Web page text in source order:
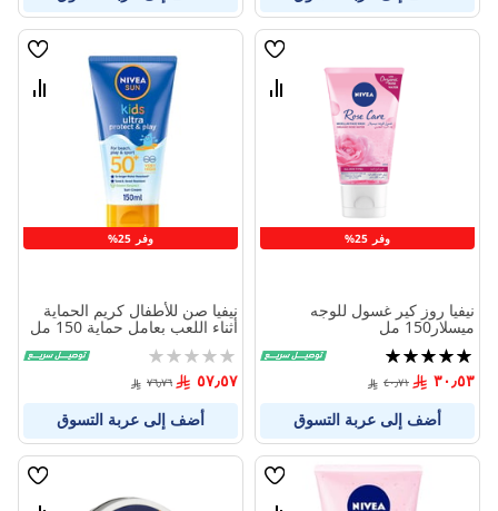
وفر 25%
قائمة
قارن
نيفيا روز كير غسول للوجه
ميسلار150 مل
تقييم:
100%
٣٠٫٥٣ ٤٠٫٧١
أضف إلى عربة التسوق
وفر 25%
قائمة
قارن
نيفيا صن للأطفال كريم الحماية
أثناء اللعب بعامل حماية 150 مل
Rating:
0%
٥٧٫٥٧ ٧٦٫٧٦
أضف إلى عربة التسوق
قائمة
قائمة